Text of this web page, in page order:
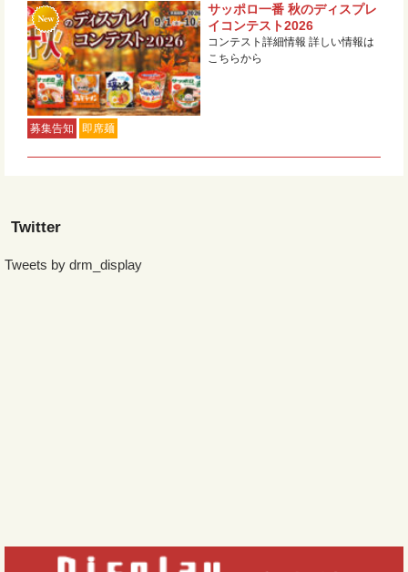
募集告知 即席麺
サッポロ一番 秋のディスプレ
イコンテスト2026
コンテスト詳細情報 詳しい情報は
こちらから
Twitter
Tweets by drm_display